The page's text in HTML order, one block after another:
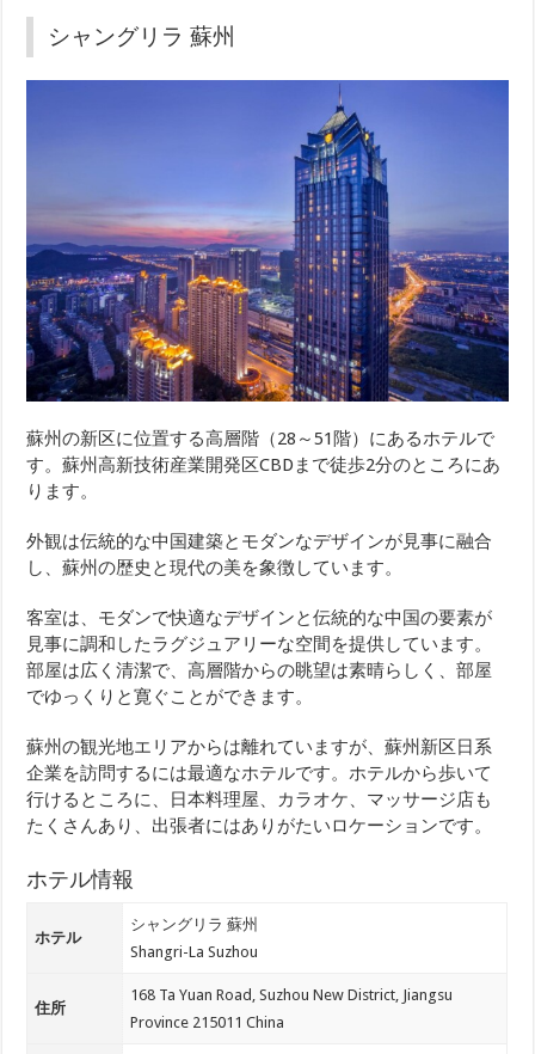
シャングリラ 蘇州
蘇州の新区に位置する高層階（28～51階）にあるホテルで
す。蘇州高新技術産業開発区CBDまで徒歩2分のところにあ
ります。
外観は伝統的な中国建築とモダンなデザインが見事に融合
し、蘇州の歴史と現代の美を象徴しています。
客室は、モダンで快適なデザインと伝統的な中国の要素が
見事に調和したラグジュアリーな空間を提供しています。
部屋は広く清潔で、高層階からの眺望は素晴らしく、部屋
でゆっくりと寛ぐことができます。
蘇州の観光地エリアからは離れていますが、蘇州新区日系
企業を訪問するには最適なホテルです。ホテルから歩いて
行けるところに、日本料理屋、カラオケ、マッサージ店も
たくさんあり、出張者にはありがたいロケーションです。
ホテル情報
ホテル
シャングリラ 蘇州
Shangri-La Suzhou
住所
168 Ta Yuan Road, Suzhou New District, Jiangsu
Province 215011 China